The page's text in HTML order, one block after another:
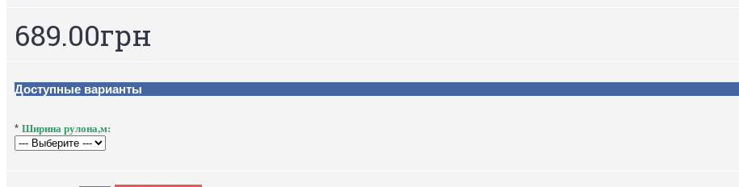
689.00грн
Доступные варианты
* Ширина рулона,м: